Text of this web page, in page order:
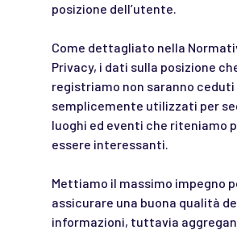
posizione dell’utente.
Come dettagliato nella
Privacy, i dati sulla posizione
registriamo non saranno ceduti
semplicemente utilizzati per
luoghi ed eventi che riteniamo
essere interessanti.
Mettiamo il massimo impegno
assicurare una buona qualità
informazioni, tuttavia